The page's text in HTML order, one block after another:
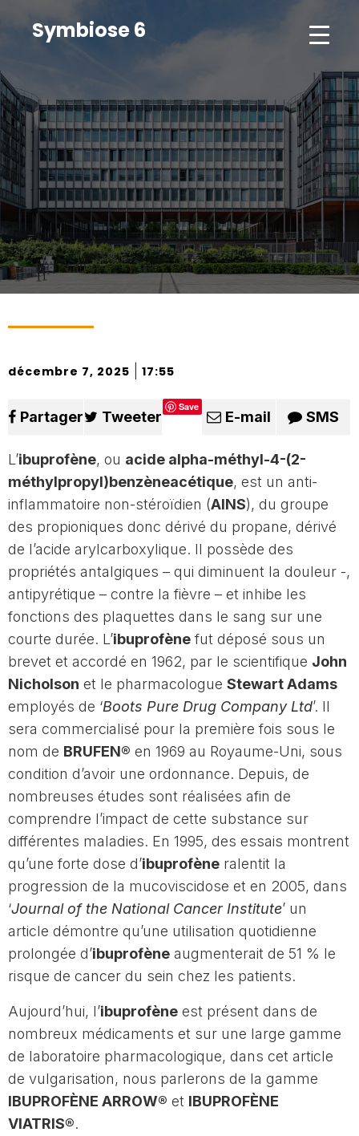
Symbiose 6
décembre 7, 2025 17:55
Partager Tweeter
Save
E-mail SMS
L’ibuprofène, ou acide alpha-méthyl-4-(2-
méthylpropyl)benzèneacétique, est un anti-
inflammatoire non-stéroïdien (AINS), du groupe
des propioniques donc dérivé du propane, dérivé
de l’acide arylcarboxylique. Il possède des
propriétés antalgiques – qui diminuent la douleur -,
antipyrétique – contre la fièvre – et inhibe les
fonctions des plaquettes dans le sang sur une
courte durée. L’ibuprofène fut déposé sous un
brevet et accordé en 1962, par le scientifique John
Nicholson et le pharmacologue Stewart Adams
employés de ‘Boots Pure Drug Company Ltd’. Il
sera commercialisé pour la première fois sous le
nom de BRUFEN® en 1969 au Royaume-Uni, sous
condition d’avoir une ordonnance. Depuis, de
nombreuses études sont réalisées afin de
comprendre l’impact de cette substance sur
différentes maladies. En 1995, des essais montrent
qu’une forte dose d’ibuprofène ralentit la
progression de la mucoviscidose et en 2005, dans
‘Journal of the National Cancer Institute’ un
article démontre qu’une utilisation quotidienne
prolongée d’ibuprofène augmenterait de 51 % le
risque de cancer du sein chez les patients.
Aujourd’hui, l’ibuprofène est présent dans de
nombreux médicaments et sur une large gamme
de laboratoire pharmacologique, dans cet article
de vulgarisation, nous parlerons de la gamme
IBUPROFÈNE ARROW® et IBUPROFÈNE
VIATRIS®.